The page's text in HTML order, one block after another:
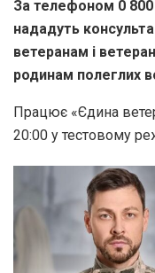
За телефоном 0 800
нададуть
ветеранам і
родинам полеглих
Працює «Єдина
20:00 у тестовому